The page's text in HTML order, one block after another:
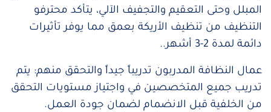
المبلل وحتى التعقيم والتجفيف الآلي، يتأكد محترفو
التنظيف من تنظيف الأريكة بعمق مما يوفر تأثيرات
دائمة لمدة 2-3 أشهر..
عمال النظافة المدربون تدريباً جيداً والتحقق منهم: يتم
تدريب جميع المتخصصين في واجتياز مستويات التحقق
من الخلفية قبل الانضمام لضمان جودة العمل.